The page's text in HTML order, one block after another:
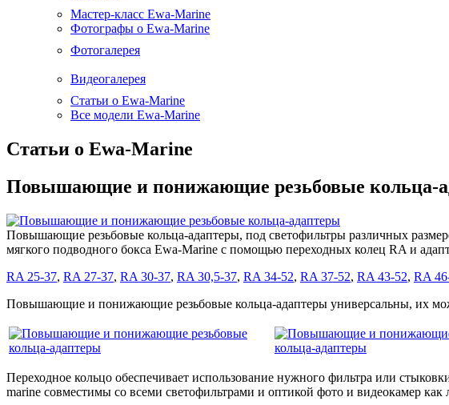
Мастер-класс Ewa-Marine
Фотографы о Ewa-Marine
Фотогалерея
Видеогалерея
Статьи о Ewa-Marine
Все модели Ewa-Marine
Статьи о Ewa-Marine
Повышающие и понижающие резьбовые кольца-
Повышающие резьбовые кольца-адаптеры, под светофильтры различных
мягкого подводного бокса Ewa-Marine с помощью переходных колец RA и
RA 25-37, RA 27-37, RA 30-37, RA 30,5-37, RA 34-52, RA 37-52, RA 43-52, RA
Повышающие и понижающие резьбовые кольца-адаптеры универсальны, их
Переходное кольцо обеспечивает использование нужного фильтра или
marine совместимы со всеми светофильтрами и оптикой фото и видеокамер